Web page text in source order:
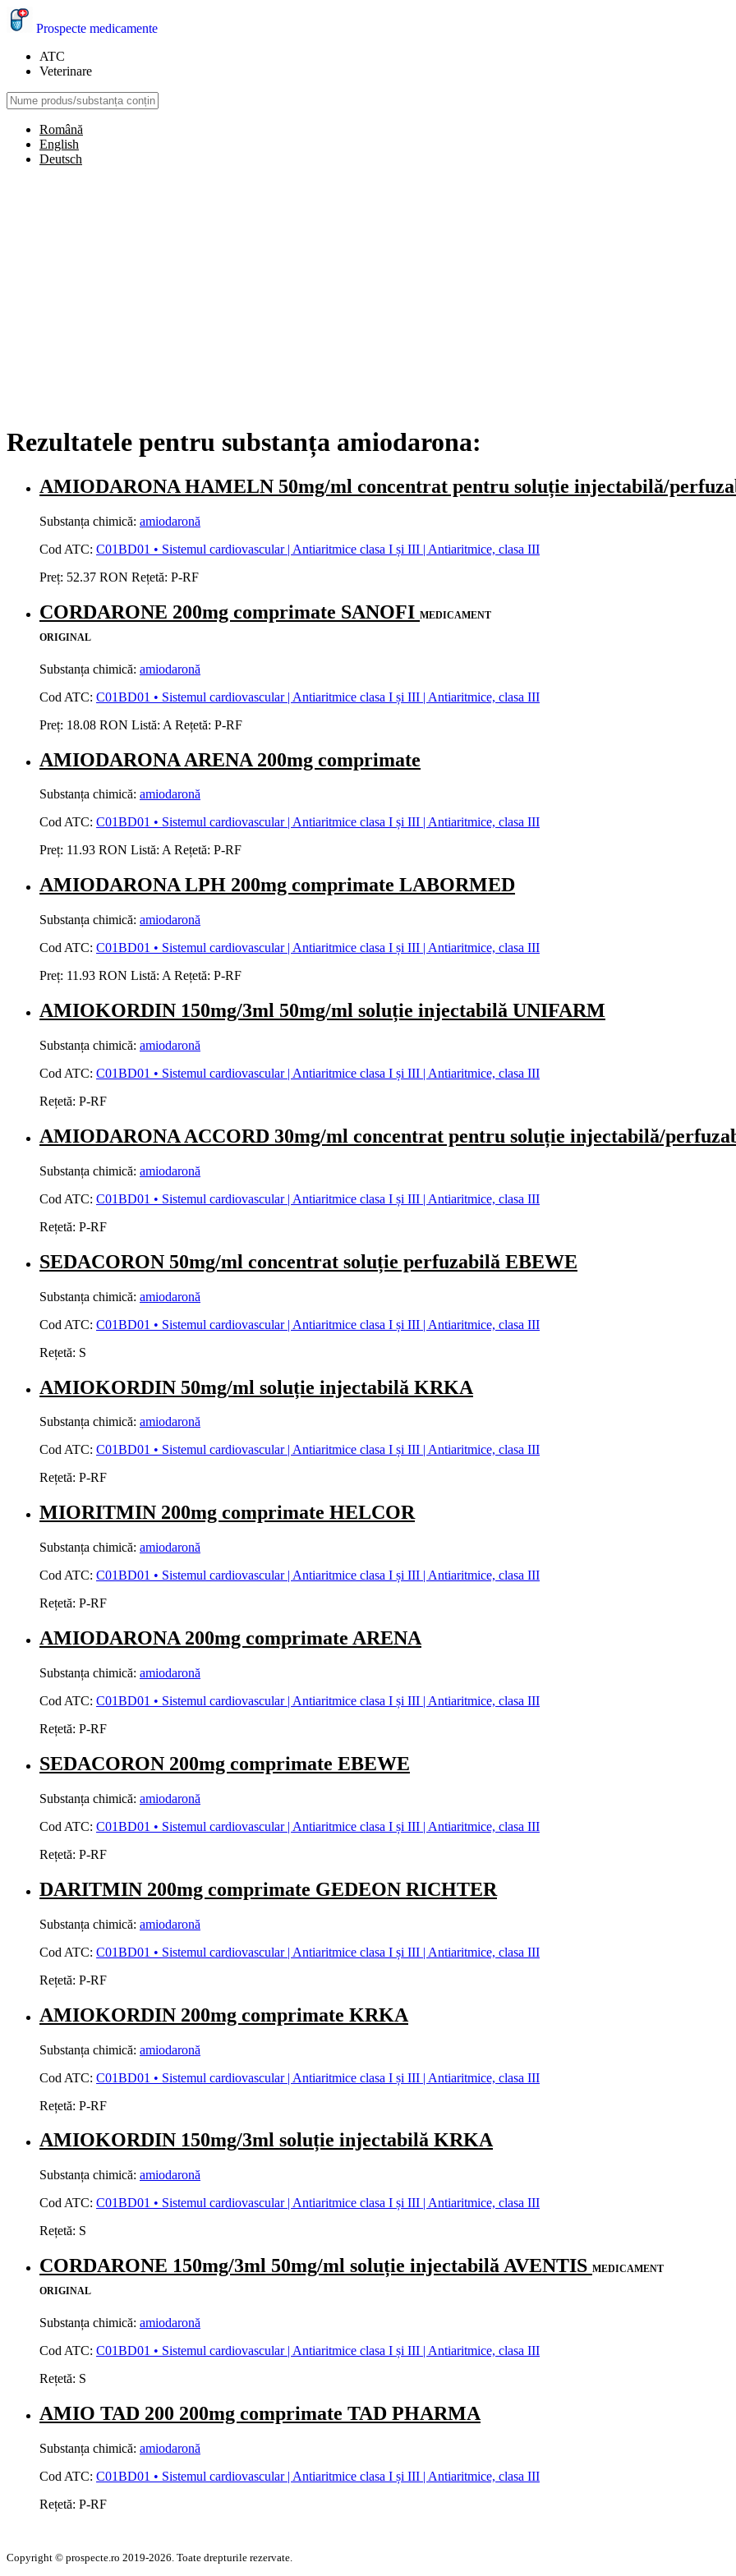
Prospecte medicamente
ATC
Veterinare
Română
English
Deutsch
Rezultatele pentru substanța amiodarona:
AMIODARONA HAMELN 50mg/ml concentrat pentru soluție injectabilă/
Substanța chimică: amiodaronă
Cod ATC: C01BD01 • Sistemul cardiovascular | Antiaritmice clasa I și III | Antiaritmice, clasa III
Preț: 52.37 RON Rețetă: P-RF
CORDARONE 200mg comprimate SANOFI MEDICAMENT
ORIGINAL
Substanța chimică: amiodaronă
Cod ATC: C01BD01 • Sistemul cardiovascular | Antiaritmice clasa I și III | Antiaritmice, clasa III
Preț: 18.08 RON Listă: A Rețetă: P-RF
AMIODARONA ARENA 200mg comprimate
Substanța chimică: amiodaronă
Cod ATC: C01BD01 • Sistemul cardiovascular | Antiaritmice clasa I și III | Antiaritmice, clasa III
Preț: 11.93 RON Listă: A Rețetă: P-RF
AMIODARONA LPH 200mg comprimate LABORMED
Substanța chimică: amiodaronă
Cod ATC: C01BD01 • Sistemul cardiovascular | Antiaritmice clasa I și III | Antiaritmice, clasa III
Preț: 11.93 RON Listă: A Rețetă: P-RF
AMIOKORDIN 150mg/3ml 50mg/ml soluție injectabilă UNIFARM
Substanța chimică: amiodaronă
Cod ATC: C01BD01 • Sistemul cardiovascular | Antiaritmice clasa I și III | Antiaritmice, clasa III
Rețetă: P-RF
AMIODARONA ACCORD 30mg/ml concentrat pentru soluție injectabilă/
Substanța chimică: amiodaronă
Cod ATC: C01BD01 • Sistemul cardiovascular | Antiaritmice clasa I și III | Antiaritmice, clasa III
Rețetă: P-RF
SEDACORON 50mg/ml concentrat soluție perfuzabilă EBEWE
Substanța chimică: amiodaronă
Cod ATC: C01BD01 • Sistemul cardiovascular | Antiaritmice clasa I și III | Antiaritmice, clasa III
Rețetă: S
AMIOKORDIN 50mg/ml soluție injectabilă KRKA
Substanța chimică: amiodaronă
Cod ATC: C01BD01 • Sistemul cardiovascular | Antiaritmice clasa I și III | Antiaritmice, clasa III
Rețetă: P-RF
MIORITMIN 200mg comprimate HELCOR
Substanța chimică: amiodaronă
Cod ATC: C01BD01 • Sistemul cardiovascular | Antiaritmice clasa I și III | Antiaritmice, clasa III
Rețetă: P-RF
AMIODARONA 200mg comprimate ARENA
Substanța chimică: amiodaronă
Cod ATC: C01BD01 • Sistemul cardiovascular | Antiaritmice clasa I și III | Antiaritmice, clasa III
Rețetă: P-RF
SEDACORON 200mg comprimate EBEWE
Substanța chimică: amiodaronă
Cod ATC: C01BD01 • Sistemul cardiovascular | Antiaritmice clasa I și III | Antiaritmice, clasa III
Rețetă: P-RF
DARITMIN 200mg comprimate GEDEON RICHTER
Substanța chimică: amiodaronă
Cod ATC: C01BD01 • Sistemul cardiovascular | Antiaritmice clasa I și III | Antiaritmice, clasa III
Rețetă: P-RF
AMIOKORDIN 200mg comprimate KRKA
Substanța chimică: amiodaronă
Cod ATC: C01BD01 • Sistemul cardiovascular | Antiaritmice clasa I și III | Antiaritmice, clasa III
Rețetă: P-RF
AMIOKORDIN 150mg/3ml soluție injectabilă KRKA
Substanța chimică: amiodaronă
Cod ATC: C01BD01 • Sistemul cardiovascular | Antiaritmice clasa I și III | Antiaritmice, clasa III
Rețetă: S
CORDARONE 150mg/3ml 50mg/ml soluție injectabilă AVENTIS MEDICAMENT
ORIGINAL
Substanța chimică: amiodaronă
Cod ATC: C01BD01 • Sistemul cardiovascular | Antiaritmice clasa I și III | Antiaritmice, clasa III
Rețetă: S
AMIO TAD 200 200mg comprimate TAD PHARMA
Substanța chimică: amiodaronă
Cod ATC: C01BD01 • Sistemul cardiovascular | Antiaritmice clasa I și III | Antiaritmice, clasa III
Rețetă: P-RF
Copyright © prospecte.ro 2019-2026. Toate drepturile rezervate.